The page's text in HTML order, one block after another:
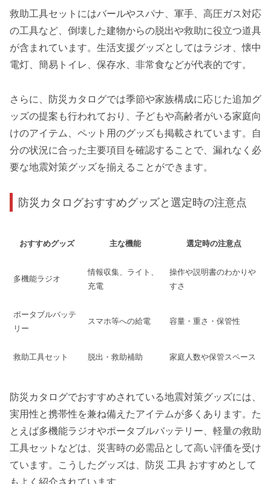
救助工具セットにはバールやスパナ、軍手、高圧ガス対応
の工具など、倒壊した建物からの脱出や救助に役立つ道具
が含まれています。生活支援グッズとしてはラジオ、懐中
電灯、簡易トイレ、保存水、非常食などが代表的です。
さらに、防災カタログでは季節や家族構成に応じた追加グ
ッズの提案も行われており、子どもや高齢者がいる家庭向
けのアイテム、ペット用のグッズも掲載されています。自
分の状況に合った主要項目を確認することで、漏れなく必
要な地震対策グッズを揃えることができます。
防災カタログおすすめグッズと選定時の注意点
おすすめグッズ 主な機能 選定時の注意点
多機能ラジオ
情報収集、ライト、
充電
操作や説明書のわかりや
すさ
ポータブルバッテ
リー
スマホ等への給電 容量・重さ・保管性
救助工具セット 脱出・救助補助 家庭人数や保管スペース
防災カタログでおすすめされている地震対策グッズには、
実用性と携帯性を兼ね備えたアイテムが多くあります。た
とえば多機能ラジオやポータブルバッテリー、軽量の救助
工具セットなどは、災害時の必需品として高い評価を受け
ています。こうしたグッズは、防災 工具 おすすめとして